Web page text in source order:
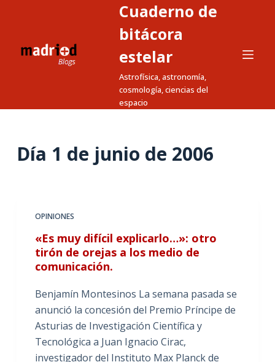
a
Cuaderno de
bitácora
estelar
Astrofísica, astronomía,
cosmología, ciencias del
espacio
Día 1 de junio de 2006
OPINIONES
«Es muy difícil explicarlo…»: otro
tirón de orejas a los medio de
comunicación.
Benjamín Montesinos La semana pasada se
anunció la concesión del Premio Príncipe de
Asturias de Investigación Científica y
Tecnológica a Juan Ignacio Cirac,
investigador del Instituto Max Planck de